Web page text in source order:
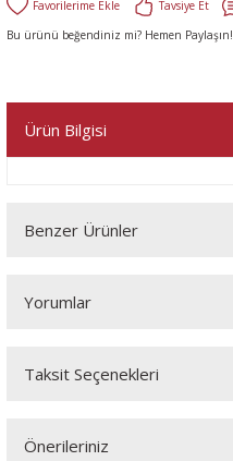
Tavsiye Et
Bu ürünü beğendiniz mi? Hemen Paylaşın!
Ürün Bilgisi
Benzer Ürünler
Yorumlar
Taksit Seçenekleri
Önerileriniz